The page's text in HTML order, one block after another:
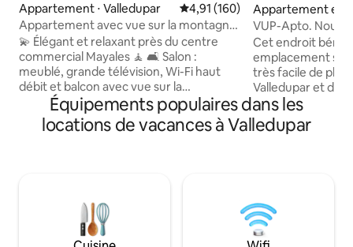
Appartement ⋅ Valledupar Évaluation moyenne sur la
4,91 (160)
Appartement avec vue sur la montagne,
près du centre commercial Mayales
💫 Élégant et relaxant près du centre
commercial Mayales 🧘 🛋️ Salon :
meublé, grande télévision, Wi-Fi haut
débit et balcon avec vue sur la
montagne 🏔️ 🍽️ Cuisine : entièrement
équipée avec bar à petit déjeuner,
réfrigérateur et mixeur. 💦 Linge : lave-
deux chambres avec lits doubles et
placards. 🚿 Salle de bain pour les invités
dans le couloir. Le mélange parfait de
Appartement en
Valledupar
VUP-Apto.
Sierra Nevada
Cet endroit
emplacement
très facile de
Valledupar et de
l'année ! ! !
le parc de la
photos à côté
légende vallenata
festival. Vous
minutes de la
Équipements populaires dans les
locations de vacances à Valledupar